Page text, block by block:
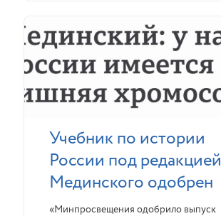
Учебник по истории
России под редакцией
Мединского одобрен
«Минпросвещения одобрило выпуск